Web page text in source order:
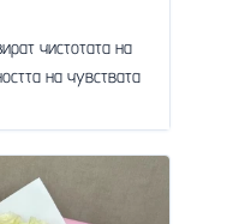
чистотата на
на чувствата